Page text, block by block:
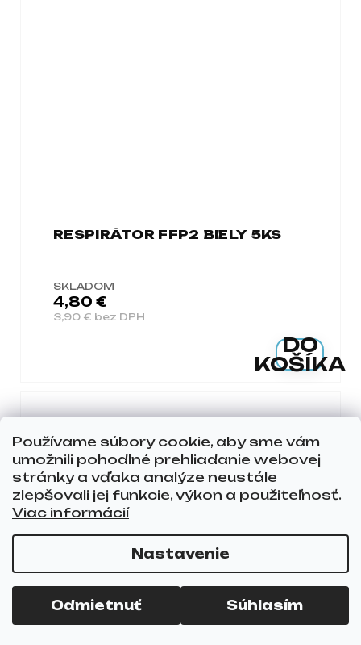
Používame súbory cookie, aby sme vám
umožnili pohodlné prehliadanie webovej
stránky a vďaka analýze neustále
zlepšovali jej funkcie, výkon a použiteľnosť.
Viac informácií
Nastavenie
Odmietnuť Súhlasím
RESPIRÁTOR FFP2 BIELY 5KS
SKLADOM
3,90 € bez DPH
4,80 €
DO
KOŠÍKA